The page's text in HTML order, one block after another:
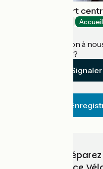
Brit Hotel Belfort
Une information à
établissement ?
Choisissez,